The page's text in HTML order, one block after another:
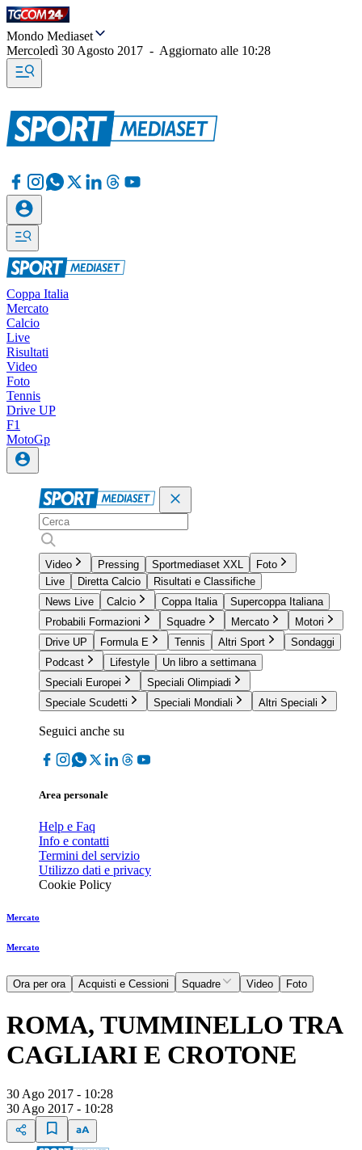
Mondo Mediaset
Mercoledì 30 Agosto 2017 - Aggiornato alle 10:28
Coppa Italia
Mercato
Calcio
Live
Risultati
Video
Foto
Tennis
Drive UP
F1
MotoGp
Video Pressing Sportmediaset XXL
Foto
Live
Diretta Calcio
Risultati e Classifiche
News Live
Calcio Coppa Italia
Supercoppa Italiana
Probabili Formazioni
Squadre Mercato
Motori
Drive UP
Formula E Tennis Altri Sport
Sondaggi
Podcast
Lifestyle
Un libro a settimana
Speciali Europei
Speciali Olimpiadi
Speciale Scudetti
Speciali Mondiali Altri Speciali
Seguici anche su
Area personale
Help e Faq
Info e contatti
Termini del servizio
Utilizzo dati e privacy
Cookie Policy
Mercato
Mercato
Ora per ora Acquisti e Cessioni Squadre Video Foto
ROMA, TUMMINELLO TRA
CAGLIARI E CROTONE
30 Ago 2017 - 10:28
30 Ago 2017 - 10:28